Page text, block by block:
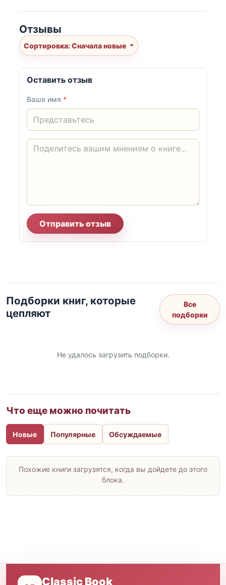
Отзывы
Сортировка: Сначала новые
Оставить отзыв
Ваше имя *
Отправить отзыв
Подборки книг, которые
цепляют
Все
подборки
Не удалось загрузить подборки.
Что еще можно почитать
Новые Популярные Обсуждаемые
Похожие книги загрузятся, когда вы дойдете до этого
блока.
Classic Book